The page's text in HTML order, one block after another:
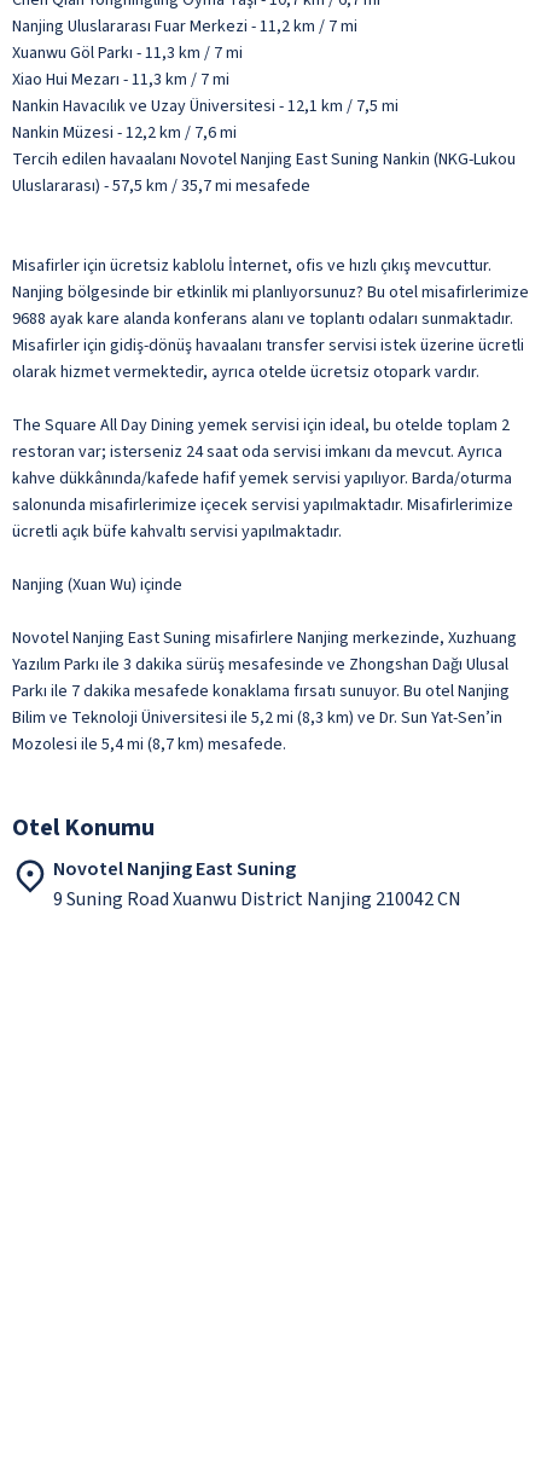
Nanjing Uluslararası Fuar Merkezi - 11,2 km / 7 mi
Xuanwu Göl Parkı - 11,3 km / 7 mi
Xiao Hui Mezarı - 11,3 km / 7 mi
Nankin Havacılık ve Uzay Üniversitesi - 12,1 km / 7,5 mi
Nankin Müzesi - 12,2 km / 7,6 mi
Tercih edilen havaalanı Novotel Nanjing East Suning Nankin (NKG-Lukou
Uluslararası) - 57,5 km / 35,7 mi mesafede
Misafirler için ücretsiz kablolu İnternet, ofis ve hızlı çıkış mevcuttur.
Nanjing bölgesinde bir etkinlik mi planlıyorsunuz? Bu otel misafirlerimize
9688 ayak kare alanda konferans alanı ve toplantı odaları sunmaktadır.
Misafirler için gidiş-dönüş havaalanı transfer servisi istek üzerine ücretli
olarak hizmet vermektedir, ayrıca otelde ücretsiz otopark vardır.
The Square All Day Dining yemek servisi için ideal, bu otelde toplam 2
restoran var; isterseniz 24 saat oda servisi imkanı da mevcut. Ayrıca
kahve dükkânında/kafede hafif yemek servisi yapılıyor. Barda/oturma
salonunda misafirlerimize içecek servisi yapılmaktadır. Misafirlerimize
ücretli açık büfe kahvaltı servisi yapılmaktadır.
Nanjing (Xuan Wu) içinde
Novotel Nanjing East Suning misafirlere Nanjing merkezinde, Xuzhuang
Yazılım Parkı ile 3 dakika sürüş mesafesinde ve Zhongshan Dağı Ulusal
Parkı ile 7 dakika mesafede konaklama fırsatı sunuyor. Bu otel Nanjing
Bilim ve Teknoloji Üniversitesi ile 5,2 mi (8,3 km) ve Dr. Sun Yat-Sen’in
Mozolesi ile 5,4 mi (8,7 km) mesafede.
Otel Konumu
Novotel Nanjing East Suning
9 Suning Road Xuanwu District Nanjing 210042 CN